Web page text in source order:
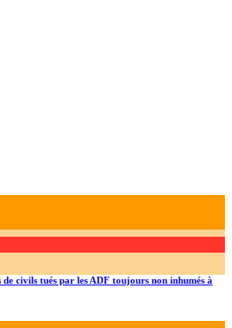
civils tués par les ADF toujours non inhumés à